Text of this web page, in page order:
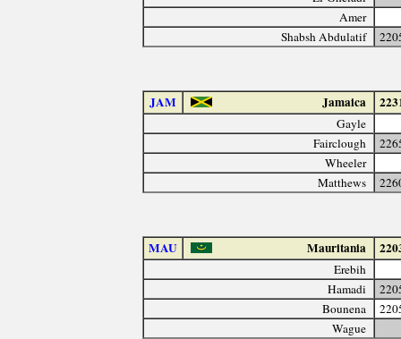
Amer
Shabsh Abdulatif
JAM Jamaica
Gayle
Fairclough
Wheeler
Matthews
MAU Mauritania
Erebih
Hamadi
Bounena
Wague